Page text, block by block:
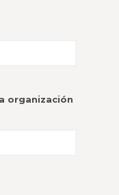
organización